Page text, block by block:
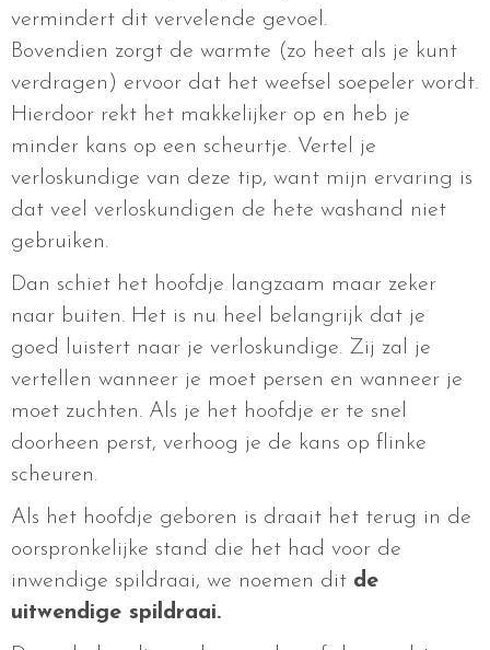
vermindert dit vervelende gevoel.
Bovendien zorgt de warmte (zo heet als je kunt
verdragen) ervoor dat het weefsel soepeler wordt.
Hierdoor rekt het makkelijker op en heb je
minder kans op een scheurtje. Vertel je
verloskundige van deze tip, want mijn ervaring is
dat veel verloskundigen de hete washand niet
gebruiken.
Dan schiet het hoofdje langzaam maar zeker
naar buiten. Het is nu heel belangrijk dat je
goed luistert naar je verloskundige. Zij zal je
vertellen wanneer je moet persen en wanneer je
moet zuchten. Als je het hoofdje er te snel
doorheen perst, verhoog je de kans op flinke
scheuren.
Als het hoofdje geboren is draait het terug in de
oorspronkelijke stand die het had voor de
inwendige spildraai, we noemen dit de
uitwendige spildraai.